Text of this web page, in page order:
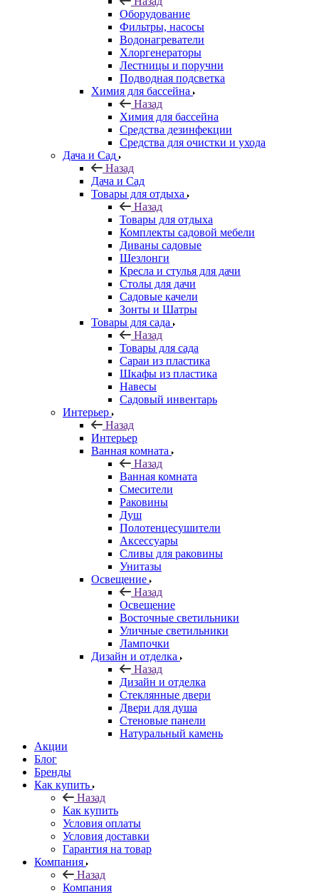
Оборудование
Фильтры, насосы
Водонагреватели
Хлоргенераторы
Лестницы и поручни
Подводная подсветка
Химия для бассейна
Назад
Химия для бассейна
Средства дезинфекции
Средства для очистки и ухода
Дача и Сад
Назад
Дача и Сад
Товары для отдыха
Назад
Товары для отдыха
Комплекты садовой мебели
Диваны садовые
Шезлонги
Кресла и стулья для дачи
Столы для дачи
Садовые качели
Зонты и Шатры
Товары для сада
Назад
Товары для сада
Сараи из пластика
Шкафы из пластика
Навесы
Садовый инвентарь
Интерьер
Назад
Интерьер
Ванная комната
Назад
Ванная комната
Смесители
Раковины
Душ
Полотенцесушители
Аксессуары
Сливы для раковины
Унитазы
Освещение
Назад
Освещение
Восточные светильники
Уличные светильники
Лампочки
Дизайн и отделка
Назад
Дизайн и отделка
Стеклянные двери
Двери для душа
Стеновые панели
Натуральный камень
Акции
Блог
Бренды
Как купить
Назад
Как купить
Условия оплаты
Условия доставки
Гарантия на товар
Компания
Назад
Компания